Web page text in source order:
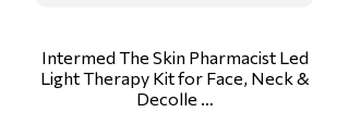
Intermed The Skin Pharmacist Led
Light Therapy Kit for Face, Neck &
Decolle …